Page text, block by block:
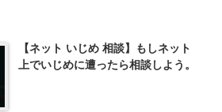
【ネット いじめ 相談】もしネット
上でいじめに遭ったら相談しよう。